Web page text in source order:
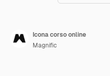
Icona corso online
Magnific